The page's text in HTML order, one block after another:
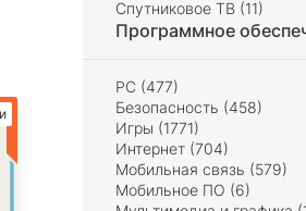
Спутниковое ТВ (11)
Программное
PC (477)
Безопасность (458)
Игры (1771)
Интернет (704)
Мобильная связь (579)
Мобильное ПО (6)